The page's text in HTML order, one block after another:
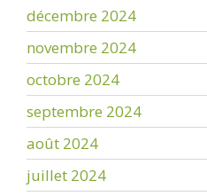
décembre 2024
novembre 2024
octobre 2024
septembre 2024
août 2024
juillet 2024